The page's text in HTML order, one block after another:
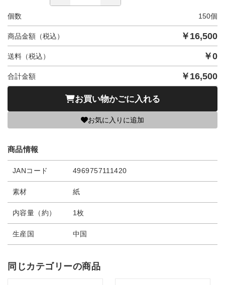
個数 150個
商品金額（税込） ￥ 16,500
送料（税込） ￥0
合計金額 ￥ 16,500
お買い物かごに入れる
お気に入りに追加
商品情報
JANコード 4969757111420
素材 紙
内容量（約） 1枚
生産国 中国
同じカテゴリーの商品